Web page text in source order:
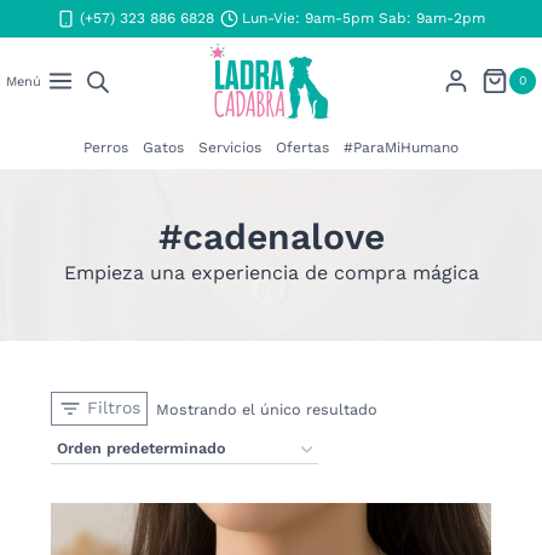
al
(+57) 323 886 6828 Lun-Vie: 9am-5pm Sab: 9am-2pm
Menú 0
Perros Gatos Servicios Ofertas #ParaMiHumano
#cadenalove
Empieza una experiencia de compra mágica
Filtros Mostrando el único resultado